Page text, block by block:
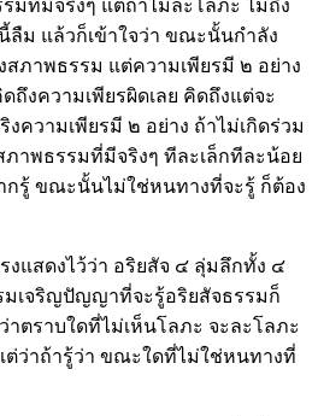
มที่มีจริงๆ แต่ถ้าไม่ละโลภะ ไม่ถึง
ลืม แล้วก็เข้าใจว่า ขณะนั้นกำลัง
ภาพธรรม แต่ความเพียรมี ๒ อย่าง
ถึงความเพียรผิดเลย คิดถึงแต่จะ
งความเพียรมี ๒ อย่าง ถ้าไม่เกิดร่วม
พธรรมที่มีจริงๆ ทีละเล็กทีละน้อย
กรู้ ขณะนั้นไม่ใช่หนทางที่จะรู้ ก็ต้อง
งแสดงไว้ว่า อริยสัจ ๔ ลุ่มลึกทั้ง ๔
เจริญปัญญาที่จะรู้อริยสัจธรรมก็
าตราบใดที่ไม่เห็นโลภะ จะละโลภะ
ต่ว่าถ้ารู้ว่า ขณะใดที่ไม่ใช่หนทางที่